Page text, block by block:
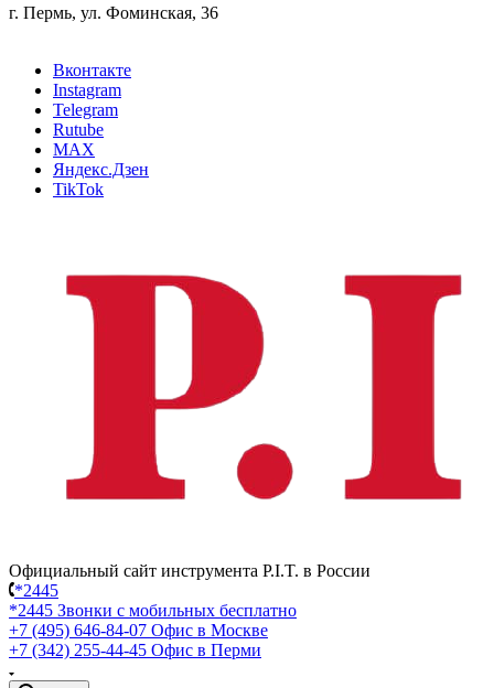
г. Пермь, ул. Фоминская, 36
Вконтакте
Instagram
Telegram
Rutube
MAX
Яндекс.Дзен
TikTok
Официальный сайт инструмента P.I.T. в России
*2445
*2445 Звонки с мобильных бесплатно
+7 (495) 646-84-07 Офис в Москве
+7 (342) 255-44-45 Офис в Перми